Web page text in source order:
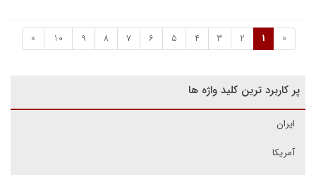
«
1
2
3
4
5
6
7
8
9
10
»
پر کاربرد ترین کلید واژه ها
ایران
آمریکا